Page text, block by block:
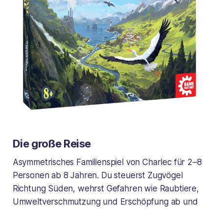
Die große Reise
Asymmetrisches Familienspiel von Charlec für 2–8
Personen ab 8 Jahren. Du steuerst Zugvögel
Richtung Süden, wehrst Gefahren wie Raubtiere,
Umweltverschmutzung und Erschöpfung ab und